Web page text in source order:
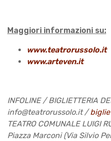
Maggiori informazioni su:
www.teatrorussolo.it
www.arteven.it
INFOLINE / BIGLIETTERIA
info@teatrorussolo.it /
TEATRO COMUNALE LUIGI
Piazza Marconi (Via Silvio